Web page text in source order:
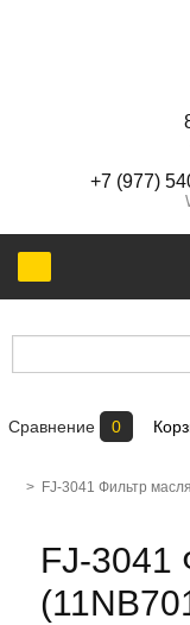
+7 (977)
Сравнение 0
> FJ-3041 Фильтр
FJ-3041